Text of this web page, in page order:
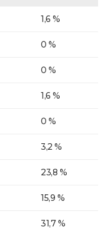
1,6 %
0 %
0 %
1,6 %
0 %
3,2 %
23,8 %
15,9 %
31,7 %